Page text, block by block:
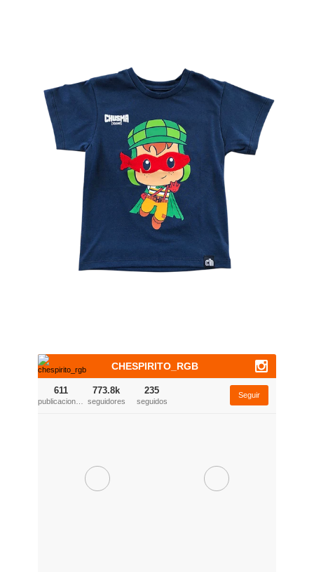
CHESPIRITO_RGB
611 773.8k
seguidores
235
seguidos
Seguir